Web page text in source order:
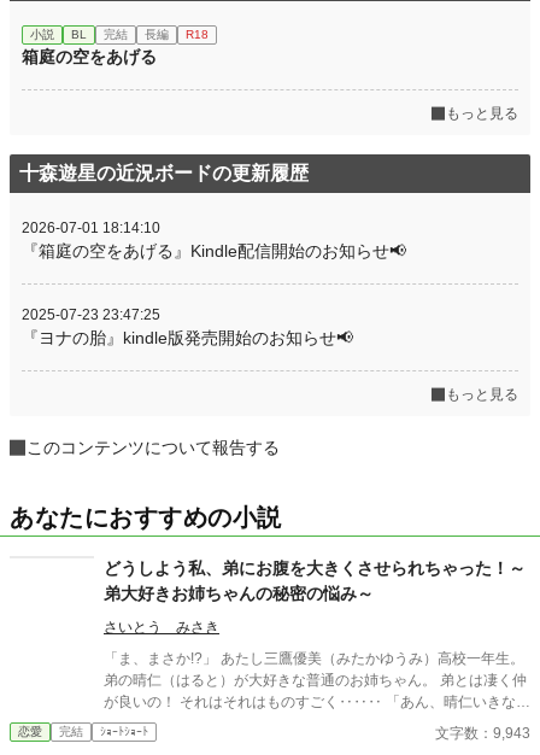
小説 BL 完結 長編 R18
箱庭の空をあげる
もっと見る
十森遊星の近況ボードの更新履歴
2026-07-01 18:14:10
『箱庭の空をあげる』Kindle配信開始のお知らせ📢
2025-07-23 23:47:25
『ヨナの胎』kindle版発売開始のお知らせ📢
もっと見る
このコンテンツについて報告する
あなたにおすすめの小説
どうしよう私、弟にお腹を大きくさせられちゃった！～
弟大好きお姉ちゃんの秘密の悩み～
さいとう みさき
「ま、まさか!?」 あたし三鷹優美（みたかゆうみ）高校一年生。
弟の晴仁（はると）が大好きな普通のお姉ちゃん。 弟とは凄く仲
が良いの！ それはそれはものすごく‥‥‥ 「あん、晴仁いきなり
そんなのお口に入らないよぉ～♡」 そんな関係のあたしたち。 で
もある日トイレであたしはアレが来そうなのになかなか来ないの
恋愛 完結 ｼｮｰﾄｼｮｰﾄ 文字数：9,943